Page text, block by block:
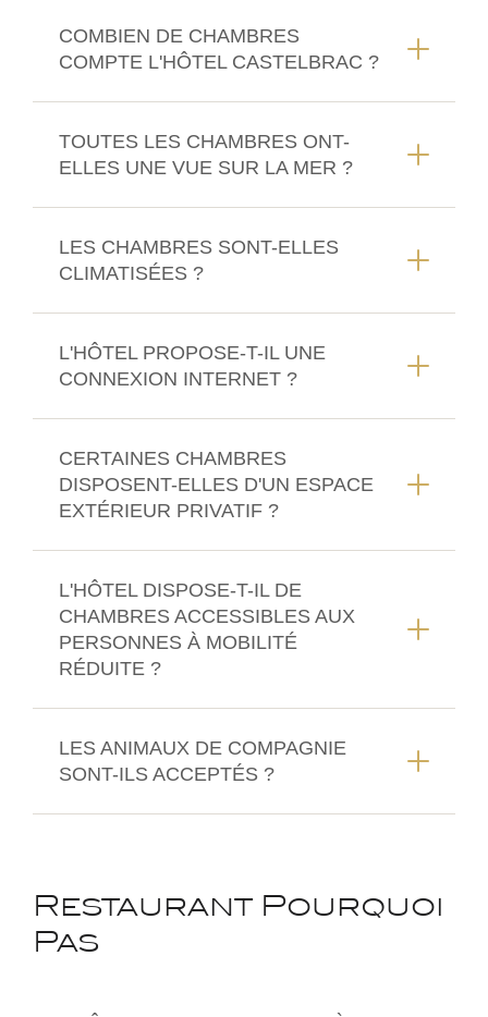
COMBIEN DE CHAMBRES
COMPTE L'HÔTEL CASTELBRAC ?
TOUTES LES CHAMBRES ONT-
ELLES UNE VUE SUR LA MER ?
LES CHAMBRES SONT-ELLES
CLIMATISÉES ?
L'HÔTEL PROPOSE-T-IL UNE
CONNEXION INTERNET ?
CERTAINES CHAMBRES
DISPOSENT-ELLES D'UN ESPACE
EXTÉRIEUR PRIVATIF ?
L'HÔTEL DISPOSE-T-IL DE
CHAMBRES ACCESSIBLES AUX
PERSONNES À MOBILITÉ
RÉDUITE ?
LES ANIMAUX DE COMPAGNIE
SONT-ILS ACCEPTÉS ?
Restaurant Pourquoi
Pas